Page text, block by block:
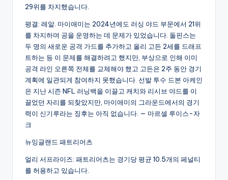
29위를 차지했습니다.
평결: 레알. 마이애미는 2024년에도 러싱 야드 부문에서 21위
를 차지하며 공을 운영하는 데 문제가 있었습니다. 돌핀스는
두 명의 새로운 공격 가드를 추가하고 올리 고든 2세를 드래프
트하는 등 이 문제를 해결하려고 했지만, 부상으로 인해 이미
공격 라인 오른쪽 전체를 교체해야 했고 고든은 2주 동안 경기
계획에 일관되게 참여하지 못했습니다. 선발 투수 드본 아케인
은 지난 시즌 NFL 러닝백을 이끌고 캐치와 리시브 야드를 이
끌었던 자리를 되찾았지만, 마이애미의 그라운드에서의 경기
력이 신기루라는 징후는 아직 없습니다. — 마르셀 루이스-자
크
뉴잉글랜드 패트리어츠
얼리 서프라이즈: 패트리어츠는 경기당 평균 10.5개의 페널티
를 허용하고 있습니다.